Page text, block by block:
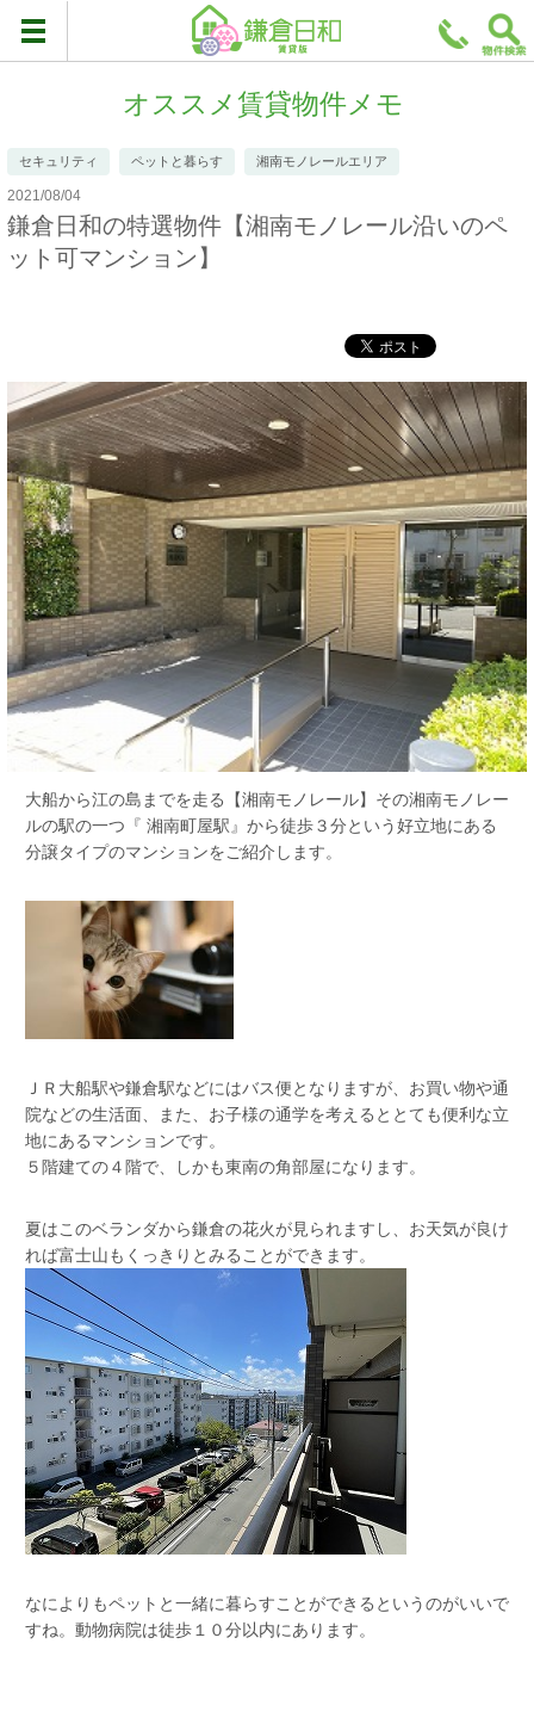
オススメ賃貸物件メモ
セキュリティ ペットと暮らす 湘南モノレールエリア
2021/08/04
鎌倉日和の特選物件【湘南モノレール沿いのペ
ット可マンション】
大船から江の島までを走る【湘南モノレール】その湘南モノレー
ルの駅の一つ『 湘南町屋駅』から徒歩３分という好立地にある
分譲タイプのマンションをご紹介します。
ＪＲ大船駅や鎌倉駅などにはバス便となりますが、お買い物や通
院などの生活面、また、お子様の通学を考えるととても便利な立
地にあるマンションです。
５階建ての４階で、しかも東南の角部屋になります。
夏はこのベランダから鎌倉の花火が見られますし、お天気が良け
れば富士山もくっきりとみることができます。
なによりもペットと一緒に暮らすことができるというのがいいで
すね。動物病院は徒歩１０分以内にあります。